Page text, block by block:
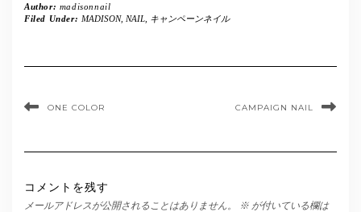
Author: madisonnail
Filed Under: MADISON, NAIL, キャンペーンネイル
ONE COLOR CAMPAIGN NAIL
コメントを残す
メールアドレスが公開されることはありません。 ※ が付いている欄は